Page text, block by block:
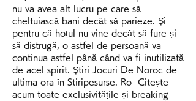
nu va avea alt lucru pe care să
cheltuiască bani decât să parieze. Și
pentru că hoțul nu vine decât să fure și
să distrugă, o astfel de persoană va
continua astfel până când va fi inutilizată
de acel spirit. Știri Jocuri De Noroc de
ultima ora în Stiripesurse. Ro  Citește
acum toate exclusivitățile și breaking